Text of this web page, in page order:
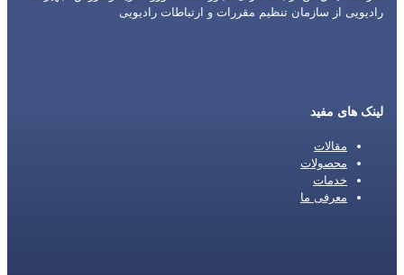
رادیویی از سازمان تنظیم مقررات و ارتباطات رادیویی
لینک های مفید
مقالات
محصولات
خدمات
معرفی ما